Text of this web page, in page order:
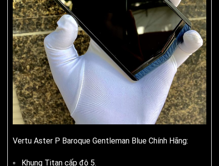
Vertu Aster P Baroque Gentleman Blue Chính Hãng:
▫️ Khung Titan cấp độ 5.